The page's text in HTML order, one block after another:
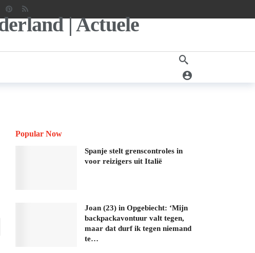
Popular Now
Spanje stelt grenscontroles in
voor reizigers uit Italië
Joan (23) in Opgebiecht: ‘Mijn
backpackavontuur valt tegen,
maar dat durf ik tegen niemand
te…